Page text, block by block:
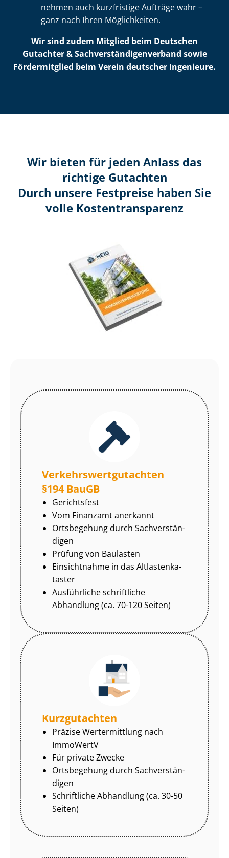
nehmen auch kurzfristige Aufträge wahr –
ganz nach Ihren Möglichkeiten.
Wir sind zudem Mitglied beim Deutschen
Gutachter & Sach­ver­stän­di­gen­ver­band sowie
Fördermitglied beim Verein deutscher Ingenieure.
Wir bieten für jeden Anlass das
richtige Gutachten
Durch unsere Festpreise haben Sie
volle Kosten­transparenz
Ver­kehrs­wert­gut­ach­ten
§194 BauGB
Gerichtsfest
Vom Finanzamt anerkannt
Ortsbegehung durch Sach­ver­stän­
di­gen
Prüfung von Baulasten
Einsichtnahme in das Alt­las­ten­ka­
tas­ter
Ausführliche schriftliche
Abhandlung (ca. 70-120 Seiten)
Kurzgutachten
Präzise Wertermittlung nach
ImmoWertV
Für private Zwecke
Ortsbegehung durch Sach­ver­stän­
di­gen
Schriftliche Abhandlung (ca. 30-50
Seiten)